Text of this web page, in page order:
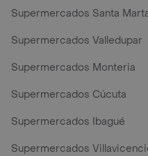
Supermercados Santa
Supermercados Valledupar
Supermercados Monteria
Supermercados Cúcuta
Supermercados Ibagué
Supermercados